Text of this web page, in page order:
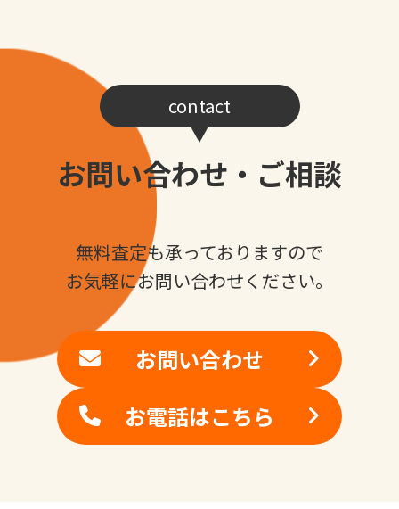
contact
お問い合わせ・ご相談
無料査定も承っておりますので
お気軽にお問い合わせください。
お問い合わせ
お電話はこちら